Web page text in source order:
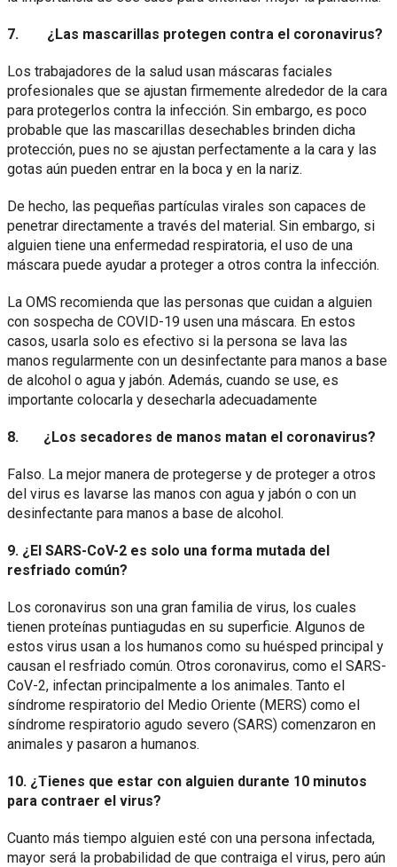
7. ¿Las mascarillas protegen contra el coronavirus?
Los trabajadores de la salud usan máscaras faciales
profesionales que se ajustan firmemente alrededor de la cara
para protegerlos contra la infección. Sin embargo, es poco
probable que las mascarillas desechables brinden dicha
protección, pues no se ajustan perfectamente a la cara y las
gotas aún pueden entrar en la boca y en la nariz.
De hecho, las pequeñas partículas virales son capaces de
penetrar directamente a través del material. Sin embargo, si
alguien tiene una enfermedad respiratoria, el uso de una
máscara puede ayudar a proteger a otros contra la infección.
La OMS recomienda que las personas que cuidan a alguien
con sospecha de COVID-19 usen una máscara. En estos
casos, usarla solo es efectivo si la persona se lava las
manos regularmente con un desinfectante para manos a base
de alcohol o agua y jabón. Además, cuando se use, es
importante colocarla y desecharla adecuadamente
8. ¿Los secadores de manos matan el coronavirus?
Falso. La mejor manera de protegerse y de proteger a otros
del virus es lavarse las manos con agua y jabón o con un
desinfectante para manos a base de alcohol.
9. ¿El SARS-CoV-2 es solo una forma mutada del
resfriado común?
Los coronavirus son una gran familia de virus, los cuales
tienen proteínas puntiagudas en su superficie. Algunos de
estos virus usan a los humanos como su huésped principal y
causan el resfriado común. Otros coronavirus, como el SARS-
CoV-2, infectan principalmente a los animales. Tanto el
síndrome respiratorio del Medio Oriente (MERS) como el
síndrome respiratorio agudo severo (SARS) comenzaron en
animales y pasaron a humanos.
10. ¿Tienes que estar con alguien durante 10 minutos
para contraer el virus?
Cuanto más tiempo alguien esté con una persona infectada,
mayor será la probabilidad de que contraiga el virus, pero aún